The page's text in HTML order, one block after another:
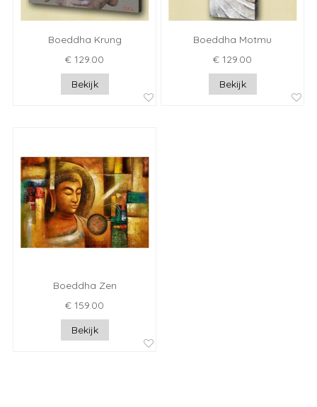
Boeddha Krung
€ 129.00
Bekijk
Boeddha Motmu
€ 129.00
Bekijk
Boeddha Zen
€ 159.00
Bekijk